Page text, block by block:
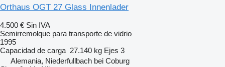
Orthaus OGT 27 Glass Innenlader
4.500 € Sin IVA
Semirremolque para transporte de vidrio
1995
Capacidad de carga 27.140 kg Ejes 3
Alemania, Niederfullbach bei Coburg